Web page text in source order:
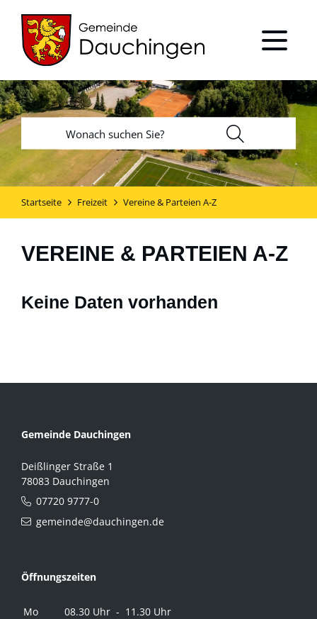
Startseite Freizeit Vereine & Parteien A-Z
VEREINE & PARTEIEN A-Z
Keine Daten vorhanden
Gemeinde Dauchingen
Deißlinger Straße 1
78083 Dauchingen
07720 9777-0
gemeinde@dauchingen.de
Öffnungszeiten
Mo
08.30 Uhr - 11.30 Uhr